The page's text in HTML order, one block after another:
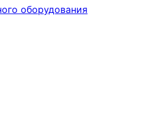
оборудования